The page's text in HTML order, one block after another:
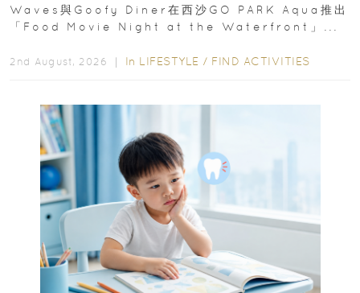
Waves與Goofy Diner在西沙GO PARK Aqua推出
「Food Movie Night at the Waterfront」...
2nd August, 2026 ｜ In LIFESTYLE / FIND ACTIVITIES